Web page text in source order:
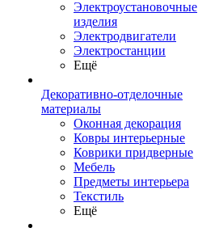
Электроустановочные
изделия
Электродвигатели
Электростанции
Ещё
Декоративно-отделочные
материалы
Оконная декорация
Ковры интерьерные
Коврики придверные
Мебель
Предметы интерьера
Текстиль
Ещё